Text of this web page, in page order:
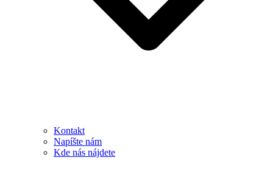
Kontakt
Napíšte nám
Kde nás nájdete